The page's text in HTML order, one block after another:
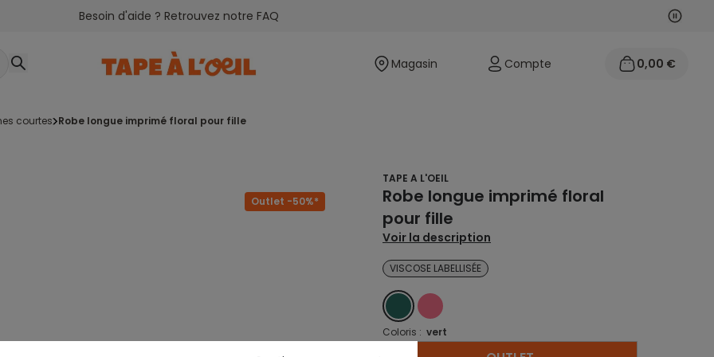
Besoin d'aide ? Retrouvez notre FAQ
Magasin Compte 0,00 €
courtes robe longue imprimé floral pour fille
Outlet -50%*
TAPE A L'OEIL
Robe longue imprimé floral
pour fille
Voir la description
VISCOSE LABELLISÉE
VERTROSE
Coloris : vert